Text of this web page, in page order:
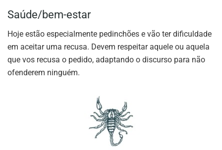
Saúde/bem-estar
Hoje estão especialmente pedinchões e vão ter dificuldade
em aceitar uma recusa. Devem respeitar aquele ou aquela
que vos recusa o pedido, adaptando o discurso para não
ofenderem ninguém.